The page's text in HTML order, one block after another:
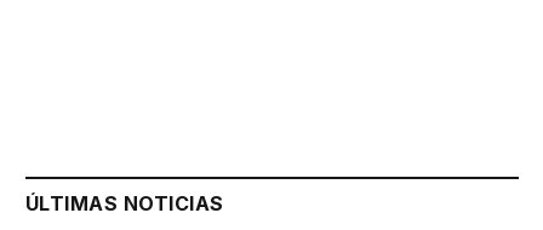
ÚLTIMAS NOTICIAS